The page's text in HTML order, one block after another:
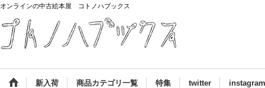
オンラインの中古絵本屋 コトノハブックス
新入荷 商品カテゴリ一覧 特集 twitter instagram